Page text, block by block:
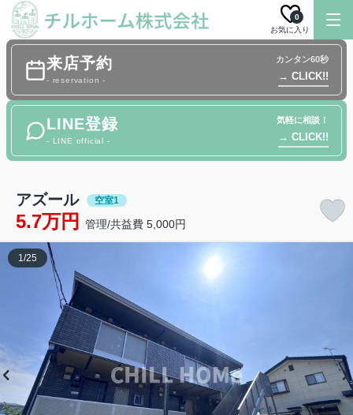
お気に入り
0
来店予約
- reservation -
カンタン60秒
→ CLICK!!
LINE登録
- LINE official -
気軽に相談！
→ CLICK!!
アズール 空室1
5.7万円 管理/共益費 5,000円
1/25